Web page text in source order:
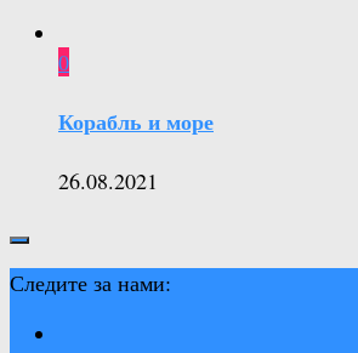
0
Корабль и море
26.08.2021
Следите за нами: